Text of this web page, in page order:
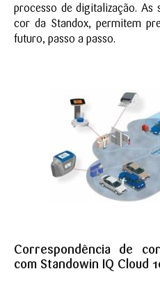
processo de digitalização.
cor da Standox, permitem
futuro, passo a passo.
Correspondência de
com Standowin IQ Cloud